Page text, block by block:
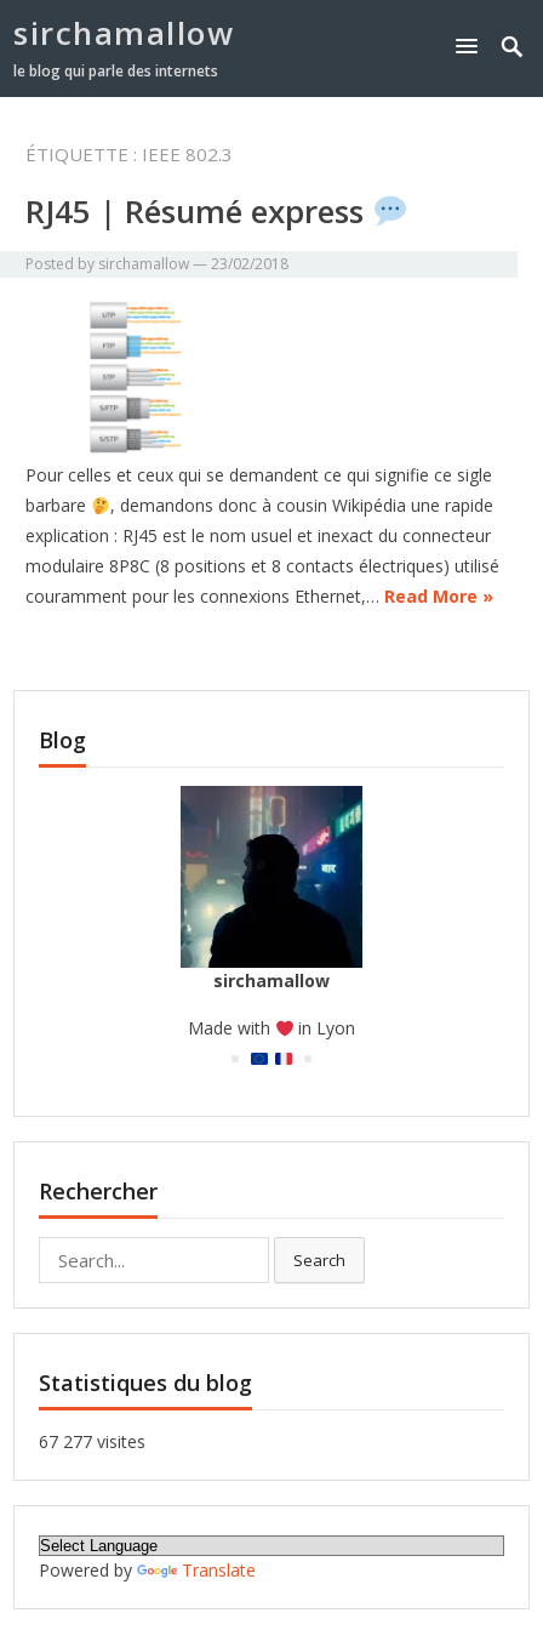
sirchamallow
le blog qui parle des internets
ÉTIQUETTE : IEEE 802.3
RJ45 | Résumé express
Posted by sirchamallow—23/02/2018
Pour celles et ceux qui se demandent ce qui signifie ce sigle
barbare
, demandons donc à cousin Wikipédia une rapide
explication : RJ45 est le nom usuel et inexact du connecteur
modulaire 8P8C (8 positions et 8 contacts électriques) utilisé
couramment pour les connexions Ethernet,… Read More »
Blog
sirchamallow
Made with in Lyon
Rechercher
Search
Statistiques du blog
67 277 visites
Powered by Translate